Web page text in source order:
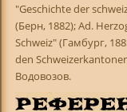
"Geschichte der
(Берн, 1882); Ad.
Schweiz" (Гамбург,
den
Водовозов.